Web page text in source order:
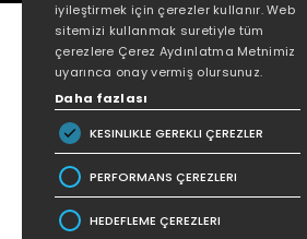
POPÜLER
Hakkımızda
Yazar Listesi
İletişim
Bizden Haberler
iyileştirmek için çerezler kullanır. Web
sitemizi kullanmak suretiyle tüm
çerezlere Çerez Aydınlatma Metnimiz
uyarınca onay vermiş olursunuz.
Daha fazlası
KESINLIKLE GEREKLI ÇEREZLER
PERFORMANS ÇEREZLERI
HEDEFLEME ÇEREZLERI